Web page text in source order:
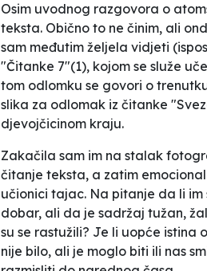
Osim uvodnog razgovora o
teksta. Obično to ne činim, ali
sam međutim željela vidjeti
"Čitanke 7"(1), kojom se služe
tom odlomku se govori o
slika za odlomak iz čitanke
djevojčicinom kraju.
Zakačila sam im na stalak
čitanje teksta, a zatim
učionici tajac. Na pitanje da li
dobar, ali da je sadržaj tužan,
su se rastužili? Je li uopće istina
nije bilo, ali je moglo biti ili nas